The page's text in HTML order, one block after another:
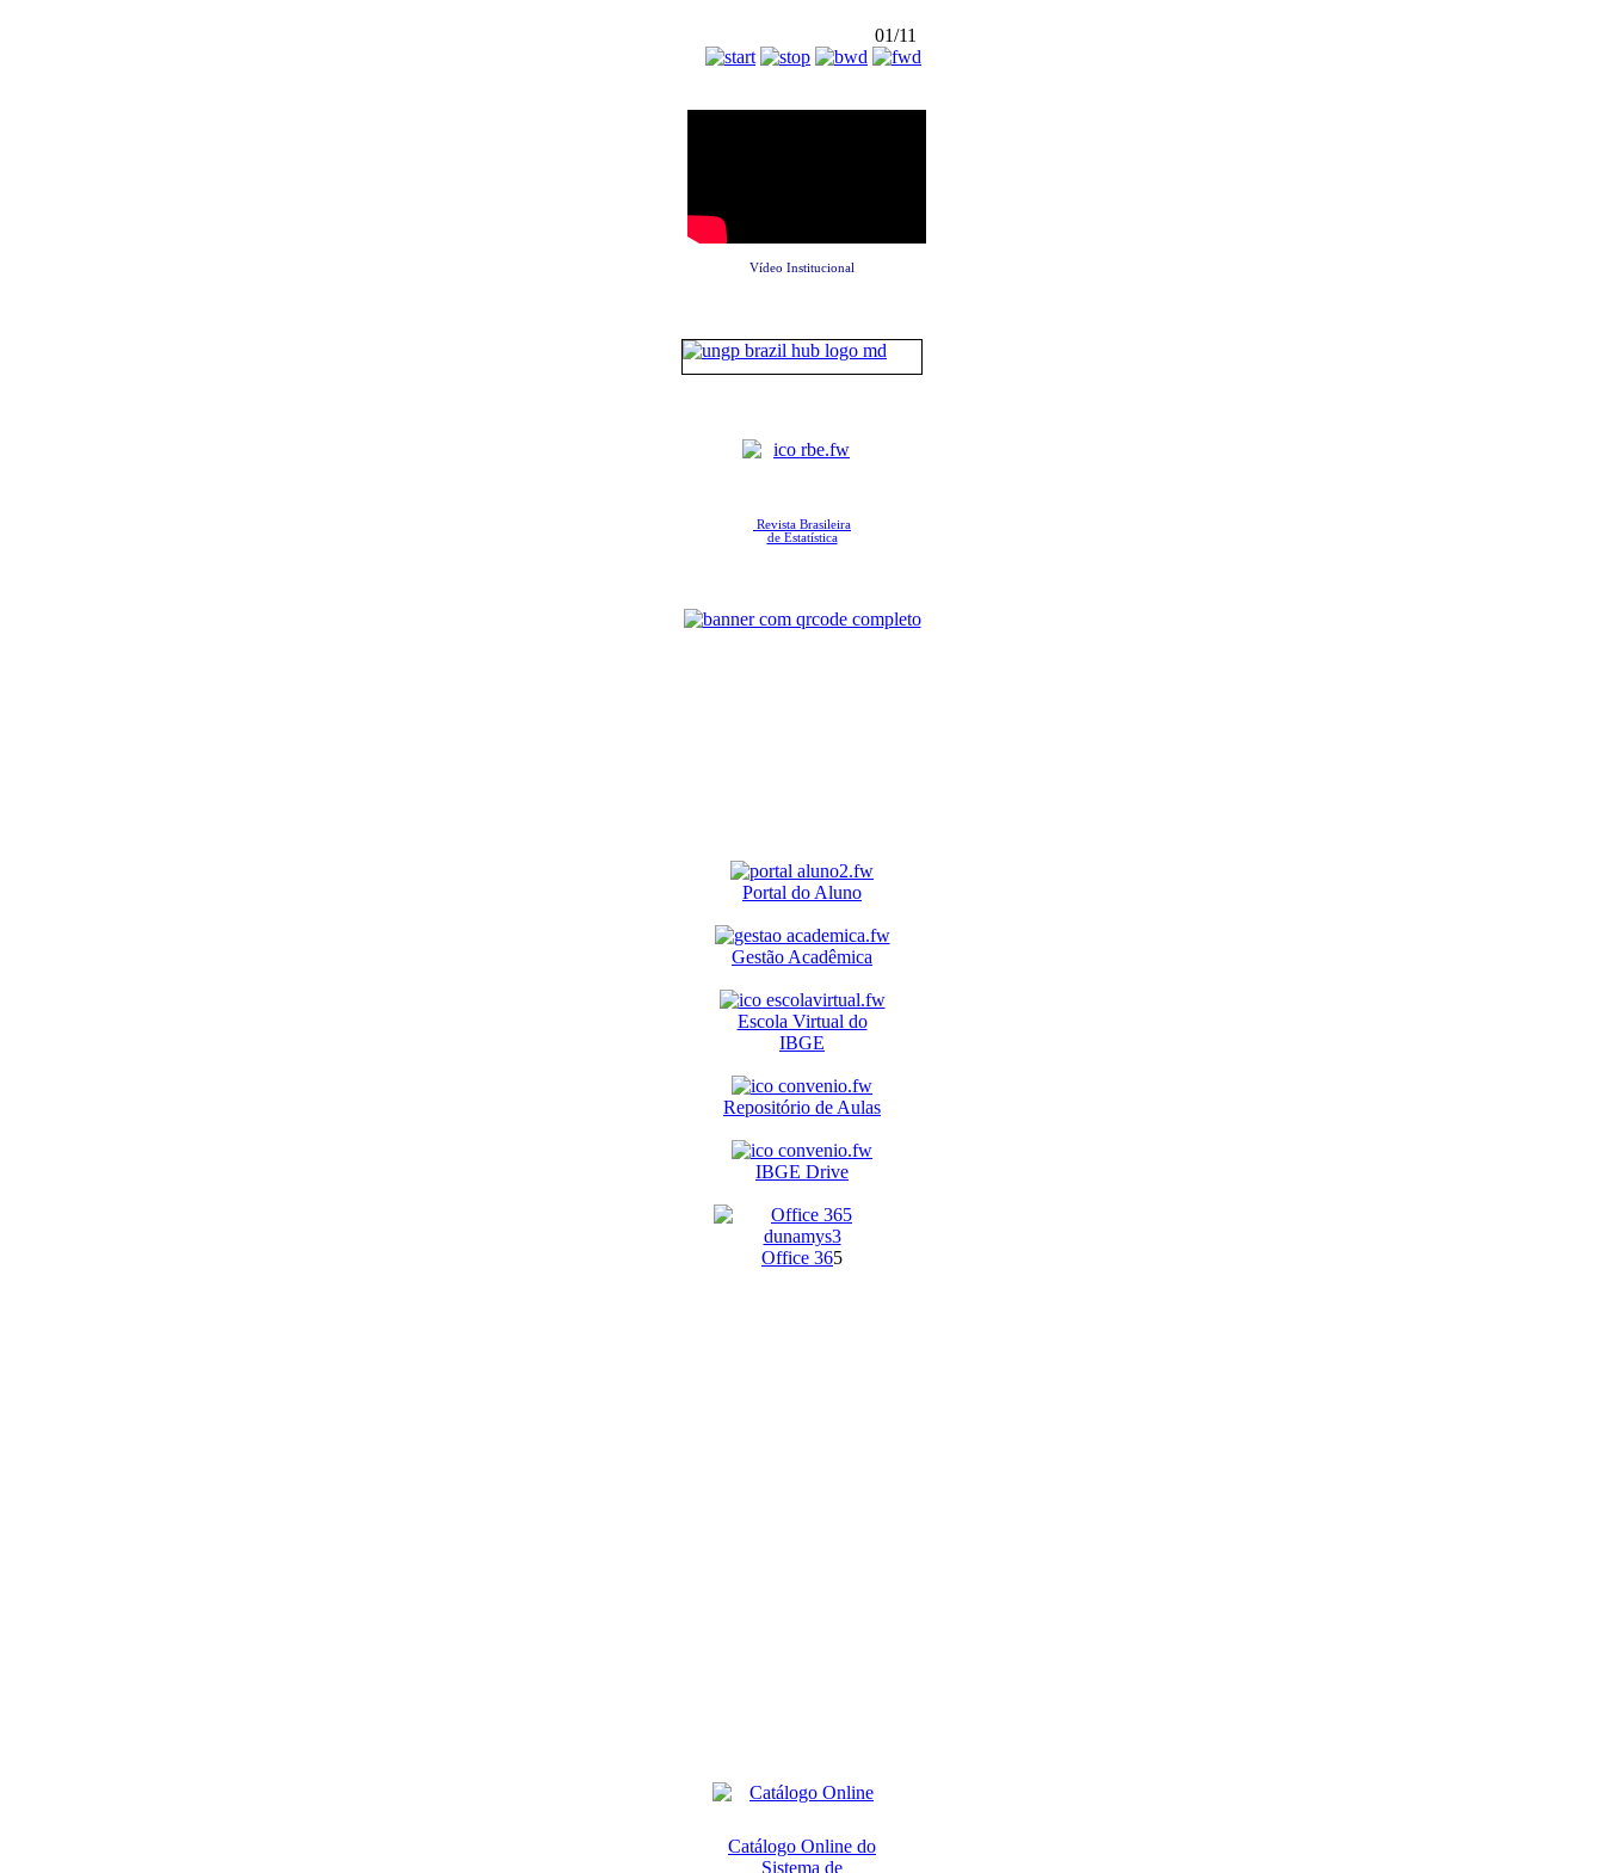
01/11
Vídeo Institucional
Revista Brasileira
de Estatística
Portal do Aluno
Gestão Acadêmica
Escola Virtual do
IBGE
Repositório de Aulas
IBGE Drive
Office 365
Catálogo Online do
Sistema de